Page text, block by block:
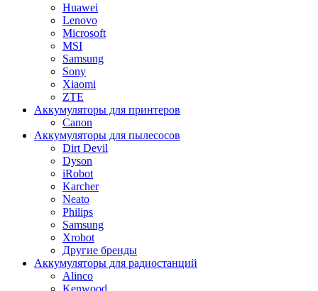
Huawei
Lenovo
Microsoft
MSI
Samsung
Sony
Xiaomi
ZTE
Аккумуляторы для принтеров
Canon
Аккумуляторы для пылесосов
Dirt Devil
Dyson
iRobot
Karcher
Neato
Philips
Samsung
Xrobot
Другие бренды
Аккумуляторы для радиостанций
Alinco
Kenwood